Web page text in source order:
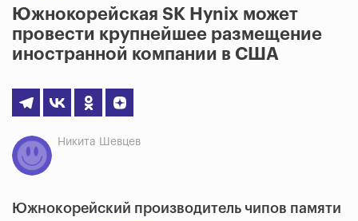
Южнокорейская SK Hynix может
провести крупнейшее размещение
иностранной компании в США
Никита Шевцев
Южнокорейский производитель чипов памяти